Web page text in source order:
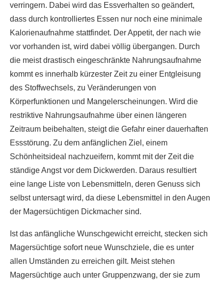
verringern. Dabei wird das Essverhalten so geändert,
dass durch kontrolliertes Essen nur noch eine minimale
Kalorienaufnahme stattfindet. Der Appetit, der nach wie
vor vorhanden ist, wird dabei völlig übergangen. Durch
die meist drastisch eingeschränkte Nahrungsaufnahme
kommt es innerhalb kürzester Zeit zu einer Entgleisung
des Stoffwechsels, zu Veränderungen von
Körperfunktionen und Mangelerscheinungen. Wird die
restriktive Nahrungsaufnahme über einen längeren
Zeitraum beibehalten, steigt die Gefahr einer dauerhaften
Essstörung. Zu dem anfänglichen Ziel, einem
Schönheitsideal nachzueifern, kommt mit der Zeit die
ständige Angst vor dem Dickwerden. Daraus resultiert
eine lange Liste von Lebensmitteln, deren Genuss sich
selbst untersagt wird, da diese Lebensmittel in den Augen
der Magersüchtigen Dickmacher sind.
Ist das anfängliche Wunschgewicht erreicht, stecken sich
Magersüchtige sofort neue Wunschziele, die es unter
allen Umständen zu erreichen gilt. Meist stehen
Magersüchtige auch unter Gruppenzwang, der sie zum